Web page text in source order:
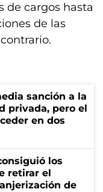
de cargos hasta
de las
sanción a la
privada, pero el
en dos
los
retirar el
de